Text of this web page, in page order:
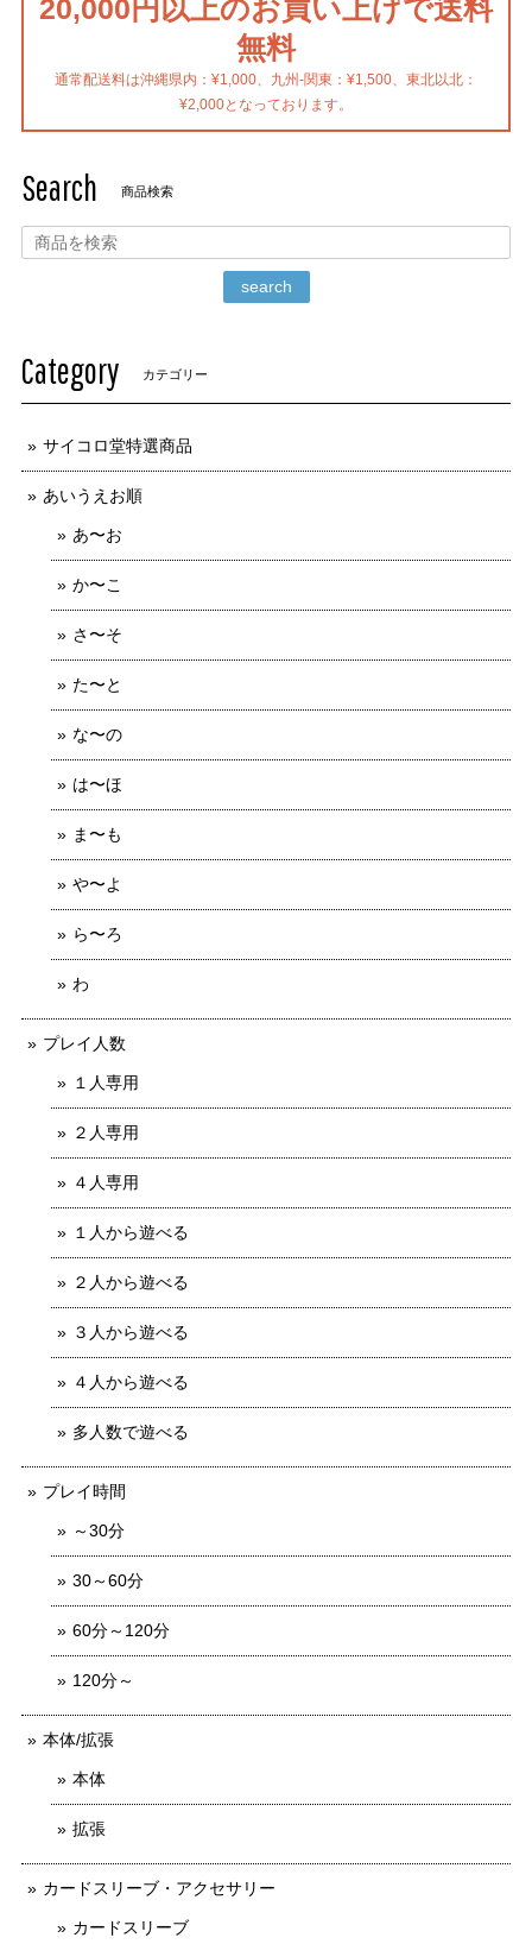
20,000円以上のお買い上げで送料
無料
通常配送料は沖縄県内：¥1,000、九州-関東：¥1,500、東北以北：
¥2,000となっております。
Search 商品検索
search
Category カテゴリー
サイコロ堂特選商品
あいうえお順
あ〜お
か〜こ
さ〜そ
た〜と
な〜の
は〜ほ
ま〜も
や〜よ
ら〜ろ
わ
プレイ人数
１人専用
２人専用
４人専用
１人から遊べる
２人から遊べる
３人から遊べる
４人から遊べる
多人数で遊べる
プレイ時間
～30分
30～60分
60分～120分
120分～
本体/拡張
本体
拡張
カードスリーブ・アクセサリー
カードスリーブ